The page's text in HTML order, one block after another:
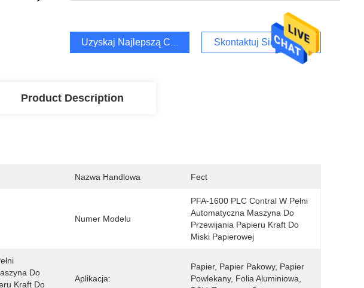
Uzyskaj Najlepszą Cenę Skontaktuj Się Z Nami
Product Description
Nazwa Handlowa Fect
Numer Modelu
PFA-1600 PLC Contral W Pełni
Automatyczna Maszyna Do
Przewijania Papieru Kraft Do
Miski Papierowej
Do
Kraft Do
Aplikacja:
Papier, Papier Pakowy, Papier
Powlekany, Folia Aluminiowa,